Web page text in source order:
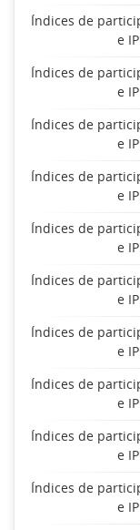
Índices de
e
Índices de
e
Índices de
e
Índices de
e
Índices de
e
Índices de
e
Índices de
e
Índices de
e
Índices de
e
Índices de
e